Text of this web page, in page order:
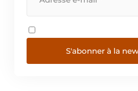
S'abonner à la